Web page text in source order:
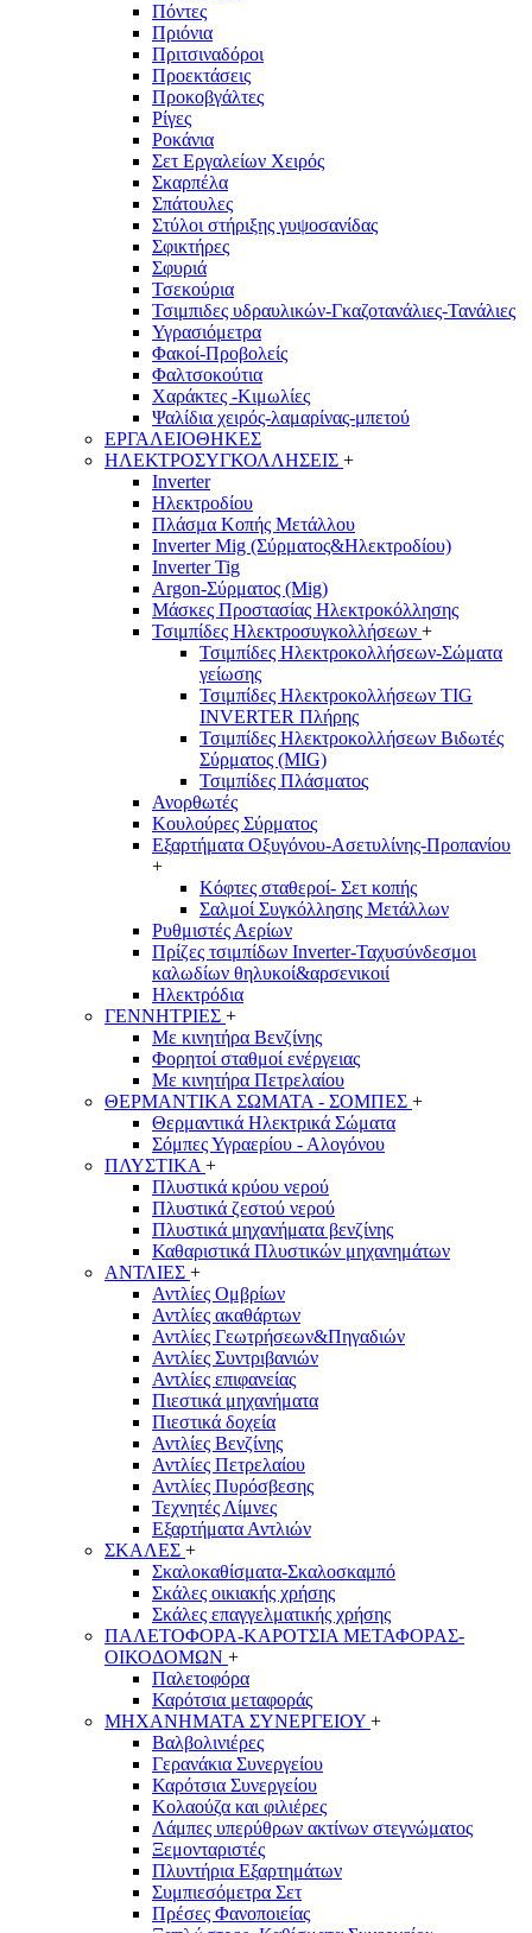
Πόντες
Πριόνια
Πριτσιναδόροι
Προεκτάσεις
Προκοβγάλτες
Ρίγες
Ροκάνια
Σετ Εργαλείων Χειρός
Σκαρπέλα
Σπάτουλες
Στύλοι στήριξης γυψοσανίδας
Σφικτήρες
Σφυριά
Τσεκούρια
Τσιμπιδες υδραυλικών-Γκαζοτανάλιες-Τανάλιες
Υγρασιόμετρα
Φακοί-Προβολείς
Φαλτσοκούτια
Χαράκτες -Κιμωλίες
Ψαλίδια χειρός-λαμαρίνας-μπετού
ΕΡΓΑΛΕΙΟΘΗΚΕΣ
ΗΛΕΚΤΡΟΣΥΓΚΟΛΛΗΣΕΙΣ +
Inverter
Ηλεκτροδίου
Πλάσμα Κοπής Μετάλλου
Inverter Mig (Σύρματος&Ηλεκτροδίου)
Inverter Tig
Argon-Σύρματος (Mig)
Μάσκες Προστασίας Ηλεκτροκόλλησης
Τσιμπίδες Ηλεκτροσυγκολλήσεων +
Τσιμπίδες Ηλεκτροκολλήσεων-Σώματα
γείωσης
Τσιμπίδες Ηλεκτροκολλήσεων TIG
INVERTER Πλήρης
Τσιμπίδες Ηλεκτροκολλήσεων Βιδωτές
Σύρματος (MIG)
Τσιμπίδες Πλάσματος
Ανορθωτές
Κουλούρες Σύρματος
Εξαρτήματα Οξυγόνου-Ασετυλίνης-Προπανίου
+
Κόφτες σταθεροί- Σετ κοπής
Σαλμοί Συγκόλλησης Μετάλλων
Ρυθμιστές Αερίων
Πρίζες τσιμπίδων Inverter-Ταχυσύνδεσμοι
καλωδίων θηλυκοί&αρσενικοιί
Ηλεκτρόδια
ΓΕΝΝΗΤΡΙΕΣ +
Με κινητήρα Βενζίνης
Φορητοί σταθμοί ενέργειας
Με κινητήρα Πετρελαίου
ΘΕΡΜΑΝΤΙΚΑ ΣΩΜΑΤΑ - ΣΟΜΠΕΣ +
Θερμαντικά Ηλεκτρικά Σώματα
Σόμπες Υγραερίου - Αλογόνου
ΠΛΥΣΤΙΚΑ +
Πλυστικά κρύου νερού
Πλυστικά ζεστού νερού
Πλυστικά μηχανήματα βενζίνης
Καθαριστικά Πλυστικών μηχανημάτων
ΑΝΤΛΙΕΣ +
Αντλίες Ομβρίων
Αντλίες ακαθάρτων
Αντλίες Γεωτρήσεων&Πηγαδιών
Αντλίες Συντριβανιών
Αντλίες επιφανείας
Πιεστικά μηχανήματα
Πιεστικά δοχεία
Αντλίες Βενζίνης
Αντλίες Πετρελαίου
Αντλίες Πυρόσβεσης
Τεχνητές Λίμνες
Εξαρτήματα Αντλιών
ΣΚΑΛΕΣ +
Σκαλοκαθίσματα-Σκαλοσκαμπό
Σκάλες οικιακής χρήσης
Σκάλες επαγγελματικής χρήσης
ΠΑΛΕΤΟΦΟΡΑ-ΚΑΡΟΤΣΙΑ ΜΕΤΑΦΟΡΑΣ-
ΟΙΚΟΔΟΜΩΝ +
Παλετοφόρα
Καρότσια μεταφοράς
ΜΗΧΑΝΗΜΑΤΑ ΣΥΝΕΡΓΕΙΟΥ +
Βαλβολινιέρες
Γερανάκια Συνεργείου
Καρότσια Συνεργείου
Κολαούζα και φιλιέρες
Λάμπες υπερύθρων ακτίνων στεγνώματος
Ξεμονταριστές
Πλυντήρια Εξαρτημάτων
Συμπιεσόμετρα Σετ
Πρέσες Φανοποιείας